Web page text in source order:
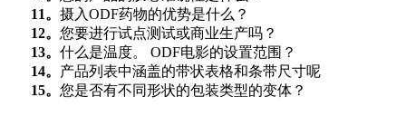
11。 摄入ODF药物的优势是什么？
12。 您要进行试点测试或商业生产吗？
13。 什么是温度。 ODF电影的设置范围？
14。 产品列表中涵盖的带状表格和条带尺寸呢
15。 您是否有不同形状的包装类型的变体？